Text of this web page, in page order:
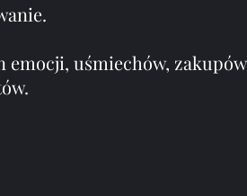
emocji, uśmiechów,